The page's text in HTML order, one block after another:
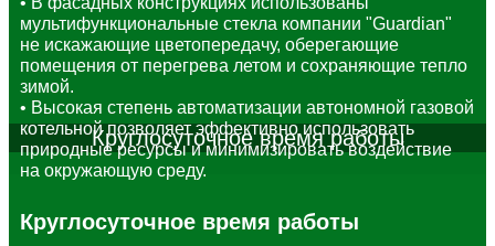
мультифункциональные стекла компании "Guardian"
не искажающие цветопередачу, оберегающие
помещения от перегрева летом и сохраняющие тепло
зимой.
• Высокая степень автоматизации автономной газовой
котельной позволяет эффективно использовать
природные ресурсы и минимизировать воздействие
на окружающую среду.
Круглосуточное время работы
Круглосуточное время работы